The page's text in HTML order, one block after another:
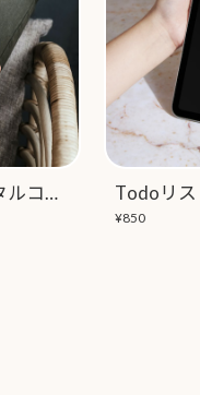
Todoリスト【刺繍】デジタルコンテンツ
¥850